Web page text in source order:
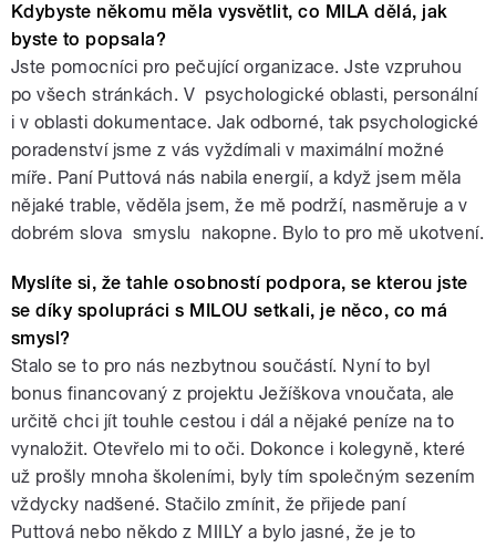
Kdybyste někomu měla vysvětlit, co MILA dělá, jak
byste to popsala?
Jste pomocníci pro pečující organizace. Jste vzpruhou
po všech stránkách. V psychologické oblasti, personální
i v oblasti dokumentace. Jak odborné, tak psychologické
poradenství jsme z vás vyždímali v maximální možné
míře. Paní Puttová nás nabila energií, a když jsem měla
nějaké trable, věděla jsem, že mě podrží, nasměruje a v
dobrém slova smyslu nakopne. Bylo to pro mě ukotvení.
Myslíte si, že tahle osobností podpora, se kterou jste
se díky spolupráci s MILOU setkali, je něco, co má
smysl?
Stalo se to pro nás nezbytnou součástí. Nyní to byl
bonus financovaný z projektu Ježíškova vnoučata, ale
určitě chci jít touhle cestou i dál a nějaké peníze na to
vynaložit. Otevřelo mi to oči. Dokonce i kolegyně, které
už prošly mnoha školeními, byly tím společným sezením
vždycky nadšené. Stačilo zmínit, že přijede paní
Puttová nebo někdo z MIILY a bylo jasné, že je to